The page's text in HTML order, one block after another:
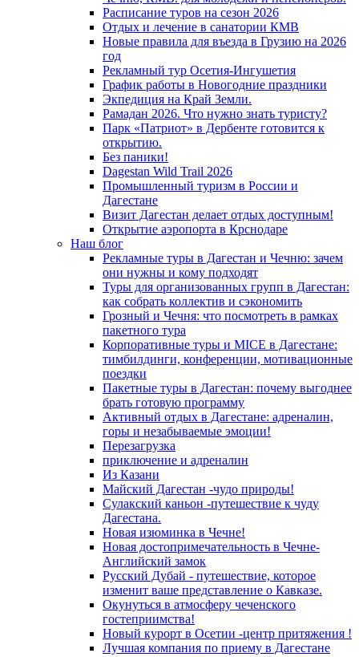
Расписание туров на сезон 2026
Отдых и лечение в санатории КМВ
Новые правила для въезда в Грузию на 2026
год
Рекламный тур Осетия-Ингушетия
График работы в Новогодние праздники
Экпедиция на Край Земли.
Рамадан 2026. Что нужно знать туристу?
Парк «Патриот» в Дербенте готовится к
открытию.
Без паники!
Dagestan Wild Trail 2026
Промышленный туризм в России и
Дагестане
Визит Дагестан делает отдых доступным!
Открытие аэропорта в Крснодаре
Наш блог
Рекламные туры в Дагестан и Чечню: зачем
они нужны и кому подходят
Туры для организованных групп в Дагестан:
как собрать коллектив и сэкономить
Грозный и Чечня: что посмотреть в рамках
пакетного тура
Корпоративные туры и MICE в Дагестане:
тимбилдинги, конференции, мотивационные
поездки
Пакетные туры в Дагестан: почему выгоднее
брать готовую программу
Активный отдых в Дагестане: адреналин,
горы и незабываемые эмоции!
Перезагрузка
приключение и адреналин
Из Казани
Майский Дагестан -чудо природы!
Сулакский каньон -путешествие к чуду
Дагестана.
Новая изюминка в Чечне!
Новая достопримечательность в Чечне-
Английский замок
Русский Дубай - путешествие, которое
изменит ваше представление о Кавказе.
Окунуться в атмосферу чеченского
гостеприимства!
Новый курорт в Осетии -центр притяжения !
Лучшая компания по приему в Дагестане